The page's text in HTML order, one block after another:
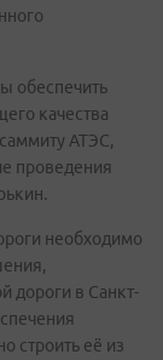
обеспечить
качества
АТЭС,
проведения
необходимо
дороги в Санкт-
строить её из